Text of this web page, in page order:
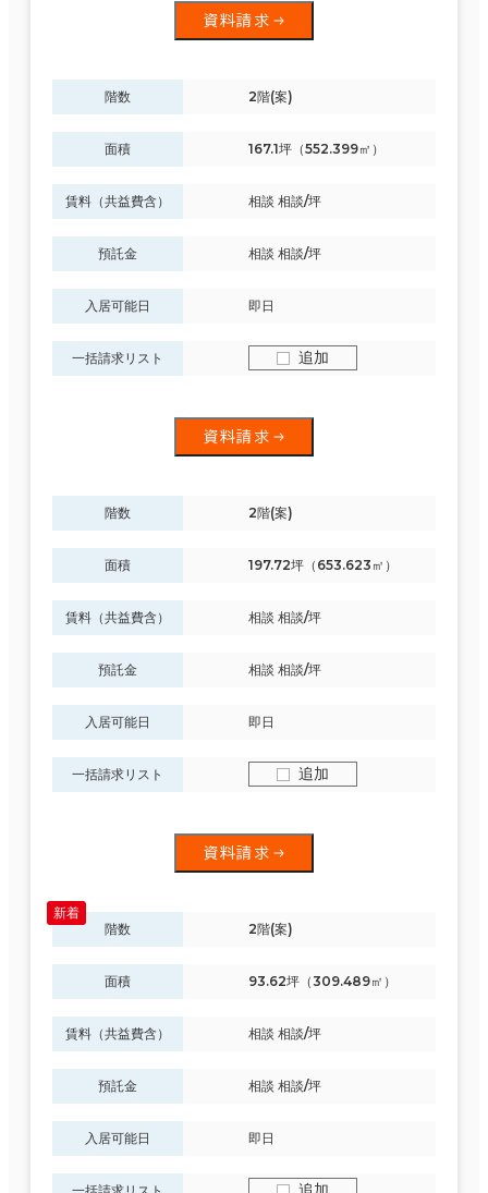
資料請求
階数 2階(案)
面積 167.1坪（552.399㎡）
賃料（共益費含） 相談 相談/坪
預託金 相談 相談/坪
入居可能日 即日
一括請求リスト 追加
資料請求
階数 2階(案)
面積 197.72坪（653.623㎡）
賃料（共益費含） 相談 相談/坪
預託金 相談 相談/坪
入居可能日 即日
一括請求リスト 追加
資料請求
階数 2階(案)
面積 93.62坪（309.489㎡）
賃料（共益費含） 相談 相談/坪
預託金 相談 相談/坪
入居可能日 即日